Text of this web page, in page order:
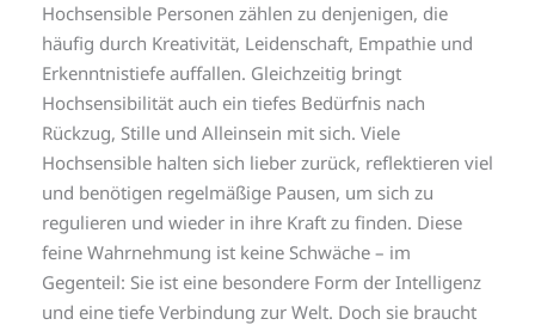
Hochsensible Personen zählen zu denjenigen, die
häufig durch Kreativität, Leidenschaft, Empathie und
Erkenntnistiefe auffallen. Gleichzeitig bringt
Hochsensibilität auch ein tiefes Bedürfnis nach
Rückzug, Stille und Alleinsein mit sich. Viele
Hochsensible halten sich lieber zurück, reflektieren viel
und benötigen regelmäßige Pausen, um sich zu
regulieren und wieder in ihre Kraft zu finden. Diese
feine Wahrnehmung ist keine Schwäche – im
Gegenteil: Sie ist eine besondere Form der Intelligenz
und eine tiefe Verbindung zur Welt. Doch sie braucht